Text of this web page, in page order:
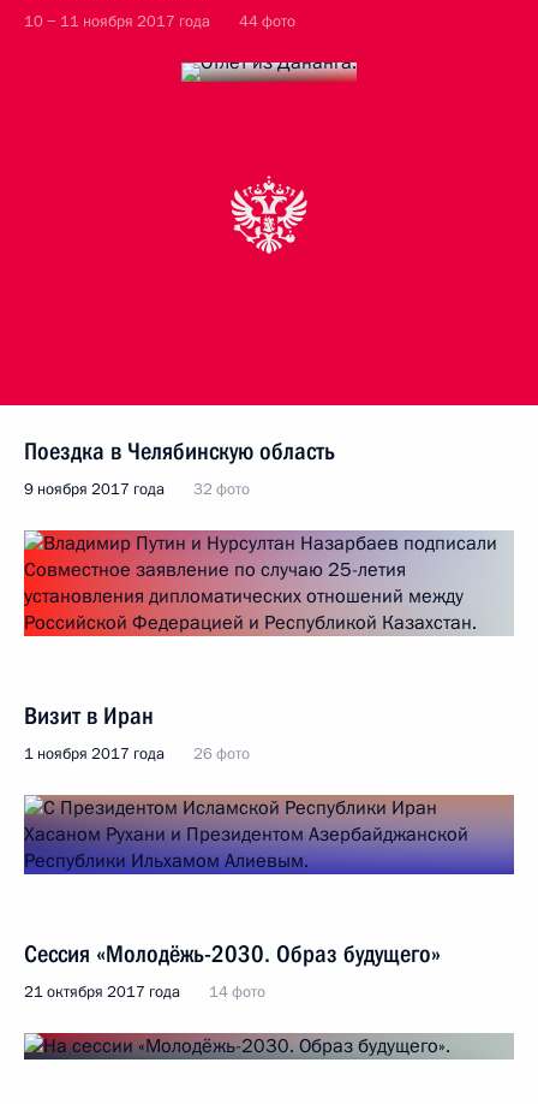
10 − 11 ноября 2017 года 44 фото
Поездка в Челябинскую область
9 ноября 2017 года 32 фото
Визит в Иран
1 ноября 2017 года 26 фото
Сессия «Молодёжь-2030. Образ будущего»
21 октября 2017 года 14 фото